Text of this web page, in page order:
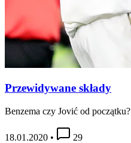
Przewidywane składy
Benzema czy Jović od początku?
18.01.2020 • 29